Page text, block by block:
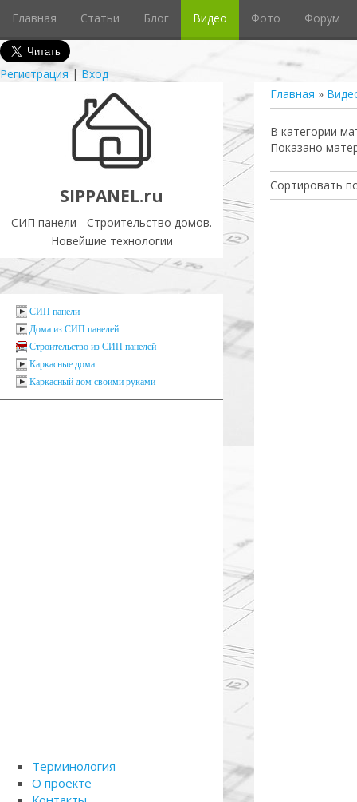
Главная Статьи Блог Видео Фото Форум
Регистрация| Вход
SIPPANEL.ru
СИП панели - Строительство домов.
Новейшие технологии
Главная »
В категории
Показано
Сортировать
СИП панели
Дома из СИП панелей
Cтроительство из СИП панелей
Каркасные дома
Каркасный дом своими руками
Терминология
О проекте